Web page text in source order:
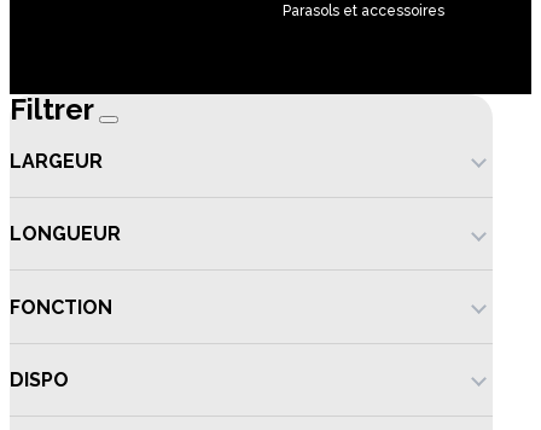
Parasols et accessoires
Filtrer
LARGEUR
LONGUEUR
FONCTION
DISPO